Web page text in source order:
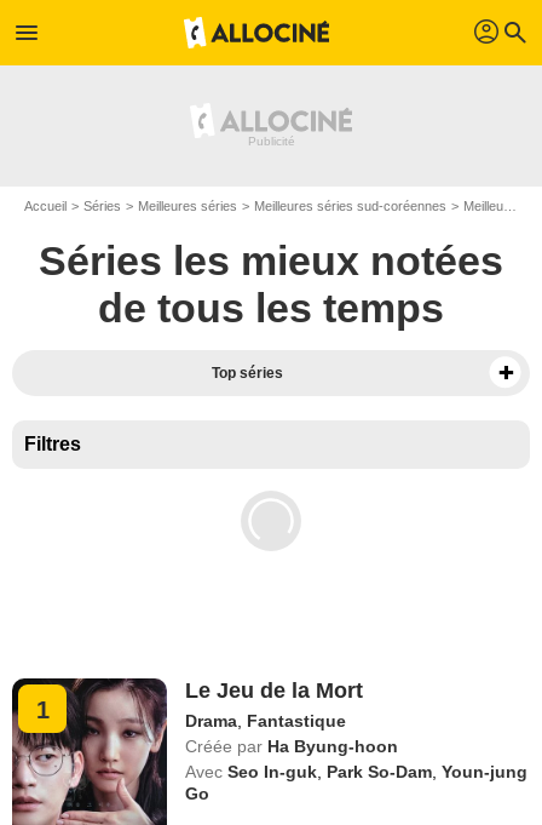
menu profil search
Accueil Séries Meilleures séries Meilleures séries sud-coréennes Meilleures séries de 2023
Séries les mieux notées
de tous les temps
Top séries
Filtres
1
Le Jeu de la Mort
Drama Fantastique
Créée par Ha Byung-hoon
Avec Seo In-guk Park So-Dam ,Youn-jung
Go